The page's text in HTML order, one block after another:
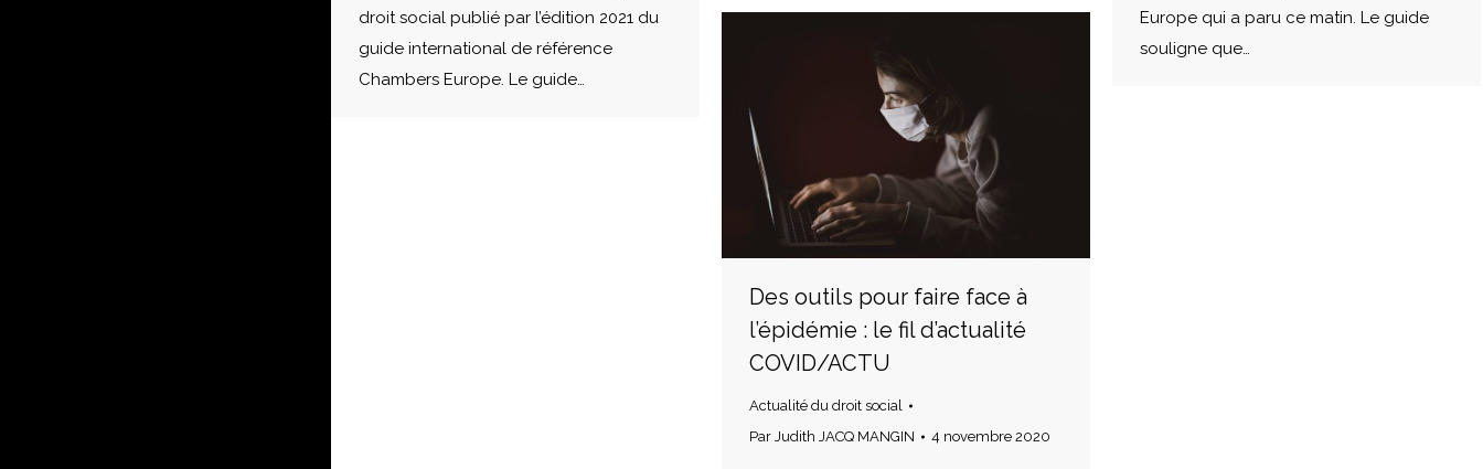
Europe qui a paru ce matin. Le guide
souligne que…
droit social publié par l’édition 2021 du
guide international de référence
Chambers Europe. Le guide…
Des outils pour faire face à
l’épidémie : le fil d’actualité
COVID/ACTU
Actualité du droit social
Par Judith JACQ MANGIN 4 novembre 2020